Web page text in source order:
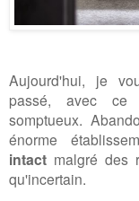
Aujourd'hui, je
passé, avec ce
somptueux.
énorme
intact malgré des
qu'incertain.